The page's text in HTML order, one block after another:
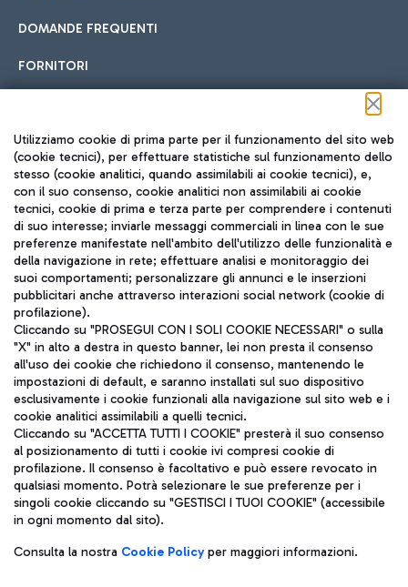
DOMANDE FREQUENTI
FORNITORI
Seguici sui social
TRAVEL JOURNAL
ITA
Aeroporti di Roma S.p.A. - Società soggetta a direzione e
coordinamento di Mundys S.p.A.
Codice fiscale e Registro delle Imprese di Roma 13032990155 P.
IVA 06572251004
Capitale sociale 62.224.743,00 int. vers.
Sede legale: Via Pier Paolo Racchetti 1 - 00054 Fiumicino (RM)
telefono +39 06 65951
Privacy policy
Note legali
Utilizziamo cookie di prima parte per il funzionamento del sito web
(cookie tecnici), per effettuare statistiche sul funzionamento dello
stesso (cookie analitici, quando assimilabili ai cookie tecnici), e,
con il suo consenso, cookie analitici non assimilabili ai cookie
tecnici, cookie di prima e terza parte per comprendere i contenuti
di suo interesse; inviarle messaggi commerciali in linea con le sue
preferenze manifestate nell'ambito dell'utilizzo delle funzionalità e
della navigazione in rete; effettuare analisi e monitoraggio dei
suoi comportamenti; personalizzare gli annunci e le inserzioni
pubblicitari anche attraverso interazioni social network (cookie di
profilazione).
Cliccando su "PROSEGUI CON I SOLI COOKIE NECESSARI" o sulla
"X" in alto a destra in questo banner, lei non presta il consenso
all'uso dei cookie che richiedono il consenso, mantenendo le
impostazioni di default, e saranno installati sul suo dispositivo
esclusivamente i cookie funzionali alla navigazione sul sito web e i
cookie analitici assimilabili a quelli tecnici.
Cliccando su "ACCETTA TUTTI I COOKIE" presterà il suo consenso
al posizionamento di tutti i cookie ivi compresi cookie di
profilazione. Il consenso è facoltativo e può essere revocato in
qualsiasi momento. Potrà selezionare le sue preferenze per i
singoli cookie cliccando su "GESTISCI I TUOI COOKIE" (accessibile
in ogni momento dal sito).
Consulta la nostra Cookie Policyper maggiori informazioni.